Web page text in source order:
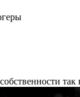
так